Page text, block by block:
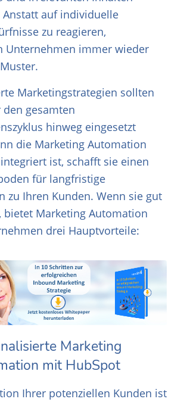
Anstatt auf individuelle
zu reagieren,
Unternehmen immer wieder
Marketingstrategien sollten
gesamten
hinweg eingesetzt
die Marketing Automation
ist, schafft sie einen
für langfristige
zu Ihren Kunden. Wenn sie gut
bietet Marketing Automation
drei Hauptvorteile:
Marketing
mit HubSpot
Ihrer potenziellen Kunden ist